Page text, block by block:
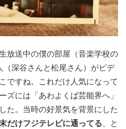
放送中の僕の部屋（音楽学校の
深谷さんと松尾さん）がビデ
ですね。これだけ人気になって
ズには「あわよくば芸能界へ」
た。当時の好景気を背景にした
だけフジテレビに通ってる 、と